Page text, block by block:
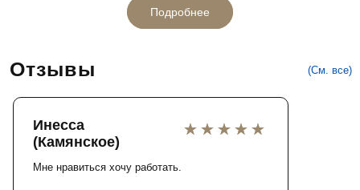
Подробнее
Отзывы (См. все)
Инесса
(Камянское)
Мне нравиться хочу работать.